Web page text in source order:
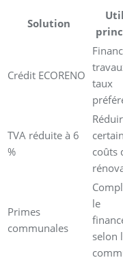
Solution
Crédit ECORENO
taux
TVA réduite à 6
%
coûts
Primes
communales
le
selon